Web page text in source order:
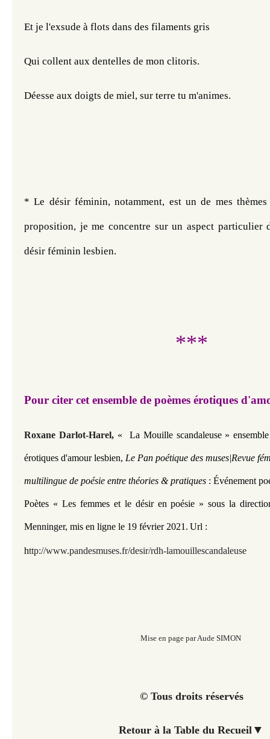
Et je l'exsude à flots dans des filaments gris
Qui collent aux dentelles de mon clitoris.
Déesse aux doigts de miel, sur terre tu m'animes.
* Le désir féminin, notamment, est un de mes
proposition, je me concentre sur un aspect
désir féminin lesbien.
***
Pour citer cet ensemble de poèmes érotiques
Roxane Darlot-Harel, « La Mouille scandaleuse »
érotiques d'amour lesbien, Le Pan poétique des muses|Revue
multilingue de poésie entre théories & pratiques : Événement
Poètes « Les femmes et le désir en poésie » sous la
Menninger, mis en ligne le 19 février 2021. Url :
http://www.pandesmuses.fr/desir/rdh-lamouillescandaleuse
Mise en page par Aude SIMON
© Tous droits réservés
Retour à la Table du Recueil ▼